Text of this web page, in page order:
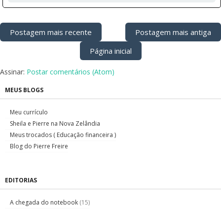
Postagem mais recente
Postagem mais antiga
Página inicial
Assinar: Postar comentários (Atom)
MEUS BLOGS
Meu currículo
Sheila e Pierre na Nova Zelândia
Meus trocados ( Educação financeira )
Blog do Pierre Freire
EDITORIAS
A chegada do notebook (15)